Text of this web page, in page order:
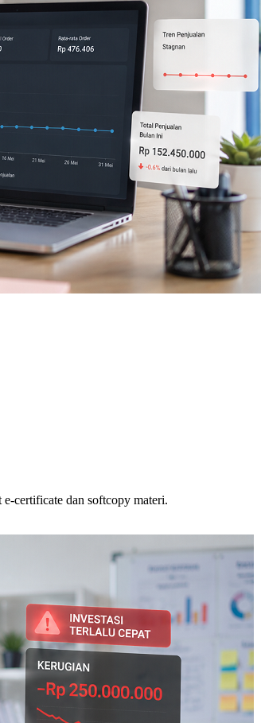
certificate dan softcopy materi.